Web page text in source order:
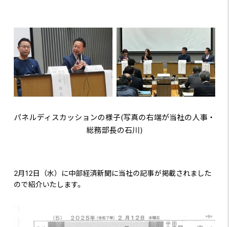
パネルディスカッションの様子(写真の右端が当社の人事・
総務部長の石川)
2月12日（水）に中部経済新聞に当社の記事が掲載されました
ので紹介いたします。